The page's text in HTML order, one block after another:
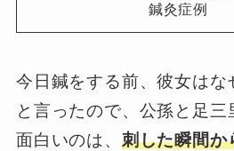
鍼灸症例
今日鍼をする前、彼女はな
と言ったので、公孫と足三
面白いのは、 刺した瞬間か